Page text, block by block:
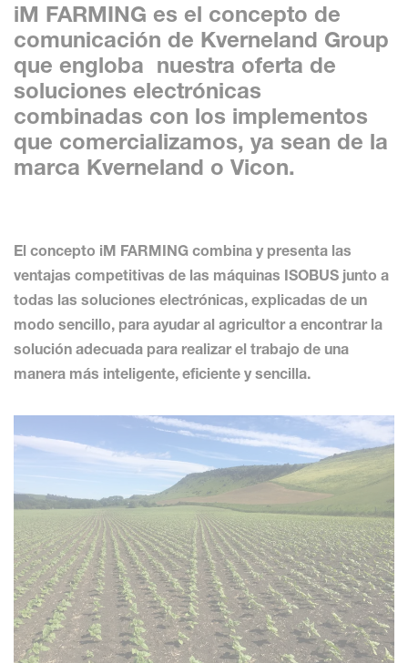
iM FARMING es el concepto de
comunicación de Kverneland Group
que engloba nuestra oferta de
soluciones electrónicas
combinadas con los implementos
que comercializamos, ya sean de la
marca Kverneland o Vicon.
El concepto iM FARMING combina y presenta las
ventajas competitivas de las máquinas ISOBUS junto a
todas las soluciones electrónicas, explicadas de un
modo sencillo, para ayudar al agricultor a encontrar la
solución adecuada para realizar el trabajo de una
manera más inteligente, eficiente y sencilla.